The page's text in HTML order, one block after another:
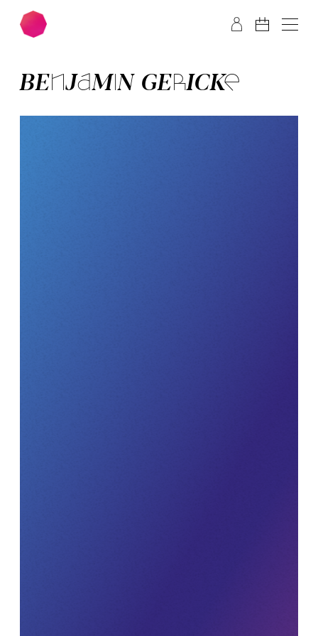
Zum Hauptinhalt springen Zum Footer springen
BEN­JA­MIN GE­RICK­E